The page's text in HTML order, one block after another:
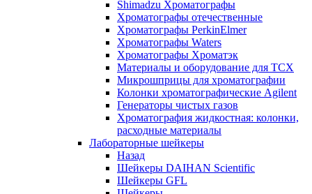
Shimadzu Хроматографы
Хроматографы отечественные
Хроматографы PerkinElmer
Хроматографы Waters
Хроматографы Хроматэк
Материалы и оборудование для ТСХ
Микрошприцы для хроматографии
Колонки хроматографические Agilent
Генераторы чистых газов
Хроматография жидкостная: колонки,
расходные материалы
Лабораторные шейкеры
Назад
Шейкеры DAIHAN Scientific
Шейкеры GFL